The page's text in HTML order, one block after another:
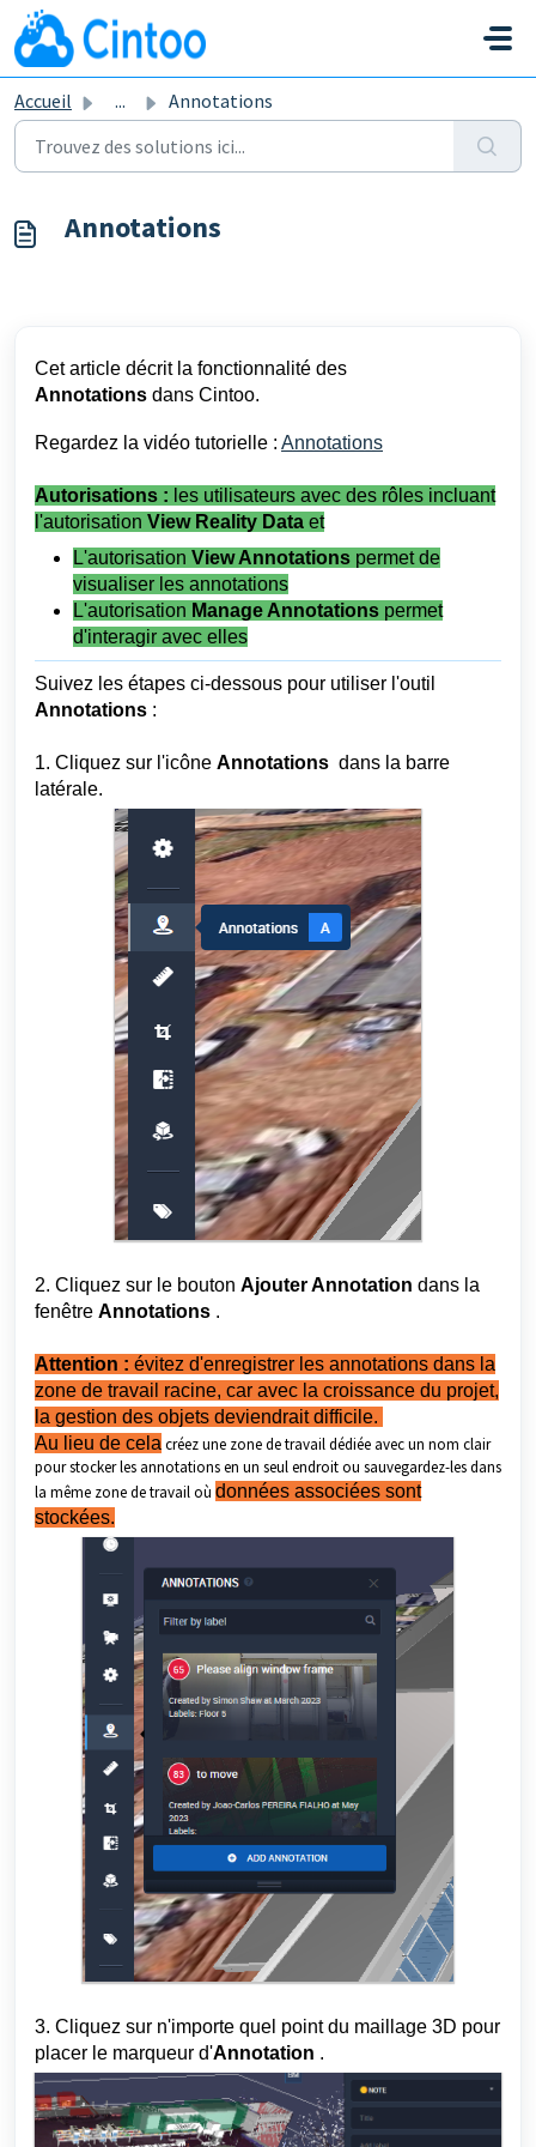
Passer au contenu principal
Accueil ... Annotations
Annotations
Cet article décrit la fonctionnalité des
Annotations dans Cintoo.
Regardez la vidéo tutorielle : Annotations
Autorisations : les utilisateurs avec des rôles incluant
l'autorisation View Reality Data et
L'autorisation View Annotations permet de
visualiser les annotations
L'autorisation Manage Annotations permet
d'interagir avec elles
Suivez les étapes ci-dessous pour utiliser l'outil
Annotations :
1. Cliquez sur l'icône Annotations dans la barre
latérale.
2. Cliquez sur le bouton Ajouter Annotation dans la
fenêtre Annotations .
Attention : évitez d'enregistrer les annotations dans la
zone de travail racine, car avec la croissance du projet,
la gestion des objets deviendrait difficile.
Au lieu de cela créez une zone de travail dédiée avec un nom clair
pour stocker les annotations en un seul endroit ou sauvegardez-les dans
la même zone de travail où données associées sont
stockées.
3. Cliquez sur n'importe quel point du maillage 3D pour
placer le marqueur d'Annotation .